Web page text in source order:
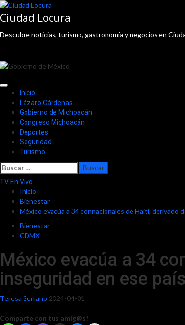
Saltar
al
contenido
Ciudad Locura
Descubre noticias, turismo, gastronomía y negocios en
Menú
principal
Inicio
Lázaro Cárdenas
Gobierno de Michoacán
Congreso Michoacán
Deportes
Seguridad
Turismo
Buscar:
TV En Vivo
Inicio
Bienestar
México evacúa a 34 connacionales de Haití, derivado
Bienestar
CDMX
México evacúa a 34
inseguridad en ese país
Teresa Serrano 2024-04-01
Comparte con tus amig@s!